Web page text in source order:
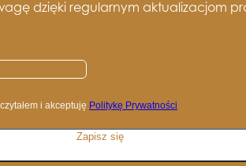
dzięki regularnym aktualizacjom
i akceptuję Politykę Prywatności
Zapisz się